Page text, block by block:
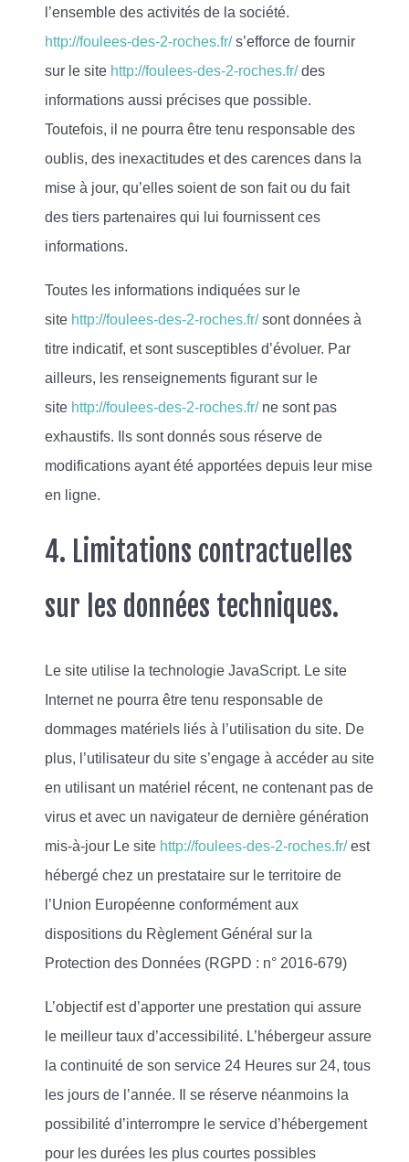
l’ensemble des activités de la société.
http://foulees-des-2-roches.fr/s’efforce de fournir
sur le site http://foulees-des-2-roches.fr/des
informations aussi précises que possible.
Toutefois, il ne pourra être tenu responsable des
oublis, des inexactitudes et des carences dans la
mise à jour, qu’elles soient de son fait ou du fait
des tiers partenaires qui lui fournissent ces
informations.
Toutes les informations indiquées sur le
site http://foulees-des-2-roches.fr/sont données à
titre indicatif, et sont susceptibles d’évoluer. Par
ailleurs, les renseignements figurant sur le
site http://foulees-des-2-roches.fr/ne sont pas
exhaustifs. Ils sont donnés sous réserve de
modifications ayant été apportées depuis leur mise
en ligne.
4. Limitations contractuelles
sur les données techniques.
Le site utilise la technologie JavaScript. Le site
Internet ne pourra être tenu responsable de
dommages matériels liés à l’utilisation du site. De
plus, l’utilisateur du site s’engage à accéder au site
en utilisant un matériel récent, ne contenant pas de
virus et avec un navigateur de dernière génération
mis-à-jour Le site http://foulees-des-2-roches.fr/est
hébergé chez un prestataire sur le territoire de
l’Union Européenne conformément aux
dispositions du Règlement Général sur la
Protection des Données (RGPD : n° 2016-679)
L’objectif est d’apporter une prestation qui assure
le meilleur taux d’accessibilité. L’hébergeur assure
la continuité de son service 24 Heures sur 24, tous
les jours de l’année. Il se réserve néanmoins la
possibilité d’interrompre le service d’hébergement
pour les durées les plus courtes possibles